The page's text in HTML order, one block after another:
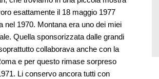
esattamente il 18 maggio 1977
nel 1970. Montana era uno dei miei
Quella sponsorizzata dalle grandi
collaborava anche con la
e per questo rimase sorpreso
Li conservo ancora tutti con